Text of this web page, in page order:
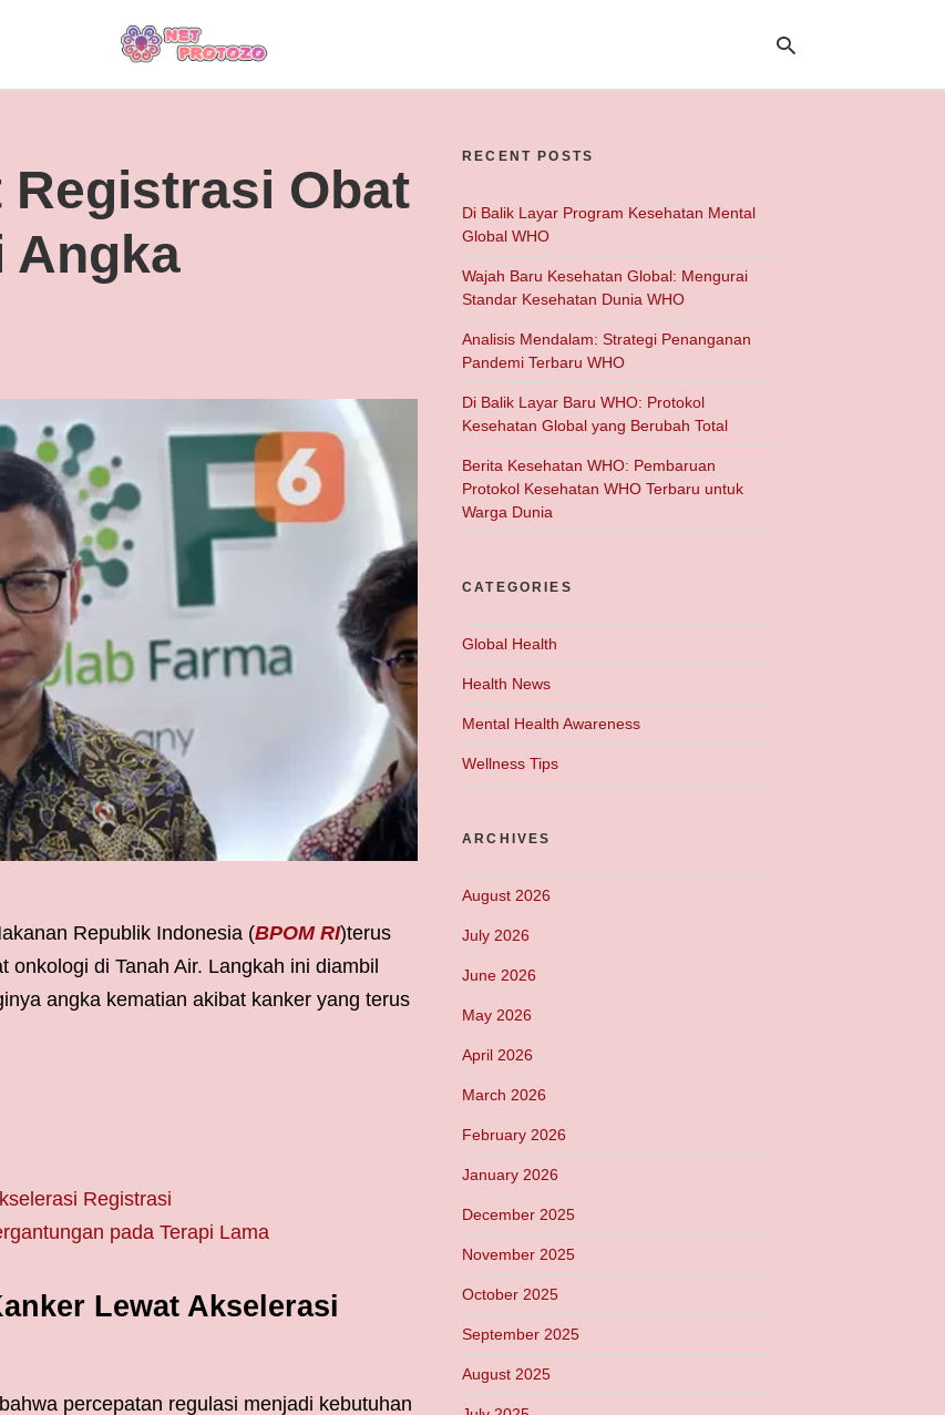
Registrasi Obat
Angka
Republik Indonesia (BPOM RI)terus
di Tanah Air. Langkah ini diambil
angka kematian akibat kanker yang terus
Registrasi
pada Terapi Lama
Lewat Akselerasi
percepatan regulasi menjadi kebutuhan
RECENT POSTS
Di Balik Layar Program Kesehatan Mental
Global WHO
Wajah Baru Kesehatan Global: Mengurai
Standar Kesehatan Dunia WHO
Analisis Mendalam: Strategi Penanganan
Pandemi Terbaru WHO
Di Balik Layar Baru WHO: Protokol
Kesehatan Global yang Berubah Total
Berita Kesehatan WHO: Pembaruan
Protokol Kesehatan WHO Terbaru untuk
Warga Dunia
CATEGORIES
Global Health
Health News
Mental Health Awareness
Wellness Tips
ARCHIVES
August 2026
July 2026
June 2026
May 2026
April 2026
March 2026
February 2026
January 2026
December 2025
November 2025
October 2025
September 2025
August 2025